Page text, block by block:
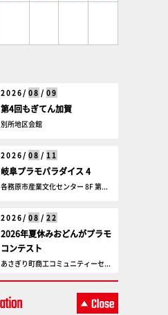
2026/ 08 / 09
第4回もぎてん加賀
別所地区会館
2026/ 08 / 11
岐阜プラモパラダイス 4
各務原市産業文化センター 8F 第...
2026/ 08 / 22
2026年夏休みおどんがプラモ
コンテスト
あさぎり町商工コミュニティーセ...